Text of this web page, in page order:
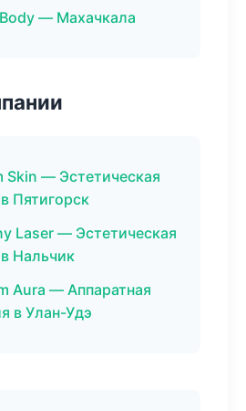
— Махачкала
Skin — Эстетическая
Пятигорск
Laser — Эстетическая
Нальчик
Aura — Аппаратная
в Улан-Удэ